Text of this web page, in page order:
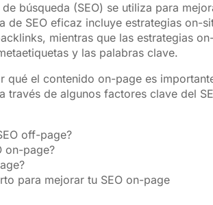
búsqueda (SEO) se utiliza para
de SEO eficaz incluye estrategias
mientras que las estrategias
y las palabras clave.
qué el contenido on-page es
través de algunos factores clave del
off-page?
on-page?
para mejorar tu SEO on-page